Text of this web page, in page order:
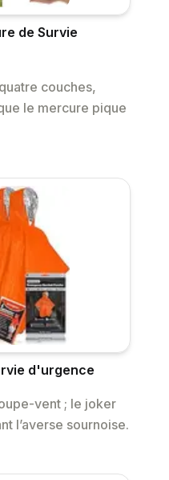
de Survie
couches,
le mercure pique
d'urgence
vent ; le joker
l’averse sournoise.